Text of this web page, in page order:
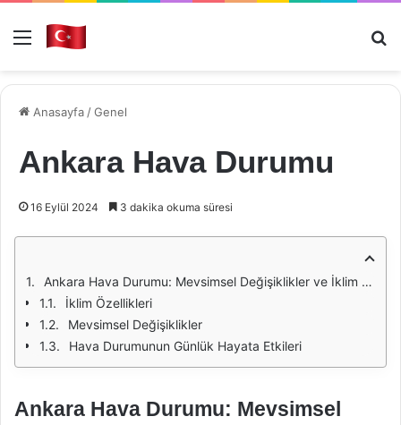
Menü
Anasayfa /Genel
Ankara Hava Durumu
16 Eylül 2024 3 dakika okuma süresi
Ankara Hava Durumu: Mevsimsel Değişiklikler ve İklim Özellikleri
İklim Özellikleri
Mevsimsel Değişiklikler
Hava Durumunun Günlük Hayata Etkileri
Ankara Hava Durumu: Mevsimsel